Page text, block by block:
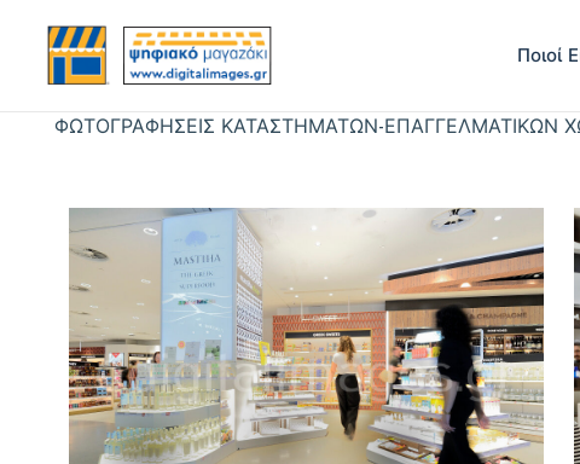
Ποιοί
ΦΩΤΟΓΡΑΦΗΣΕΙΣ ΚΑΤΑΣΤΗΜΑΤΩΝ-ΕΠΑΓΓΕΛΜΑΤΙΚΩΝ